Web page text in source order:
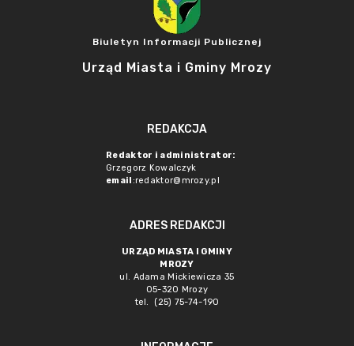
Biuletyn Informacji Publicznej
Urząd Miasta i Gminy Mrozy
REDAKCJA
Redaktor i administrator:
Grzegorz Kowalczyk
email :redaktor@mrozy.pl
ADRES REDAKCJI
URZĄD MIASTA I GMINY
MROZY
ul. Adama Mickiewicza 35
05-320 Mrozy
tel. (25) 75-74-190